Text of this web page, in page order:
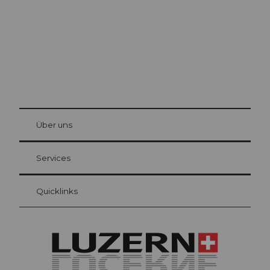
Gästekarte Luzern
Ihre Vorteile als Übernachtungsgast
at Bre
Über uns
Services
Quicklinks